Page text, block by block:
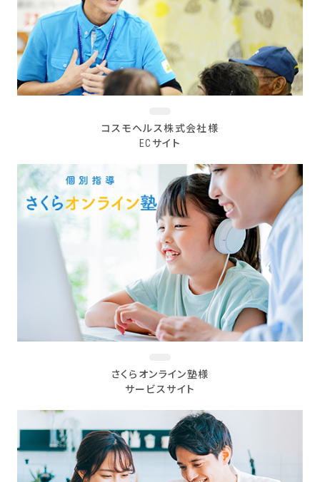
コスモヘルス株式会社様
ECサイト
さくらオンライン塾様
サービスサイト